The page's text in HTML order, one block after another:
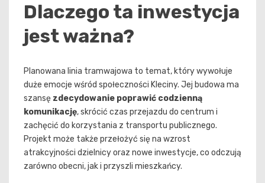
Dlaczego ta inwestycja
jest ważna?
Planowana linia tramwajowa to temat, który wywołuje
duże emocje wśród społeczności Kleciny. Jej budowa ma
szansę zdecydowanie poprawić codzienną
komunikację, skrócić czas przejazdu do centrum i
zachęcić do korzystania z transportu publicznego.
Projekt może także przełożyć się na wzrost
atrakcyjności dzielnicy oraz nowe inwestycje, co odczują
zarówno obecni, jak i przyszli mieszkańcy.